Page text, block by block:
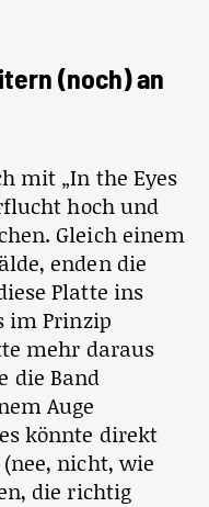
(noch) an
mit „In the Eyes
hoch und
Gleich einem
enden die
Platte ins
im Prinzip
mehr daraus
die Band
Auge
könnte direkt
nicht, wie
die richtig